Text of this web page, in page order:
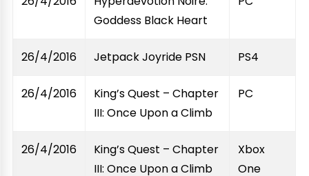
Goddess Black Heart
26/4/2016 Jetpack Joyride PSN PS4
26/4/2016
King’s Quest – Chapter
III: Once Upon a Climb
PC
26/4/2016
King’s Quest – Chapter
III: Once Upon a Climb
Xbox
One